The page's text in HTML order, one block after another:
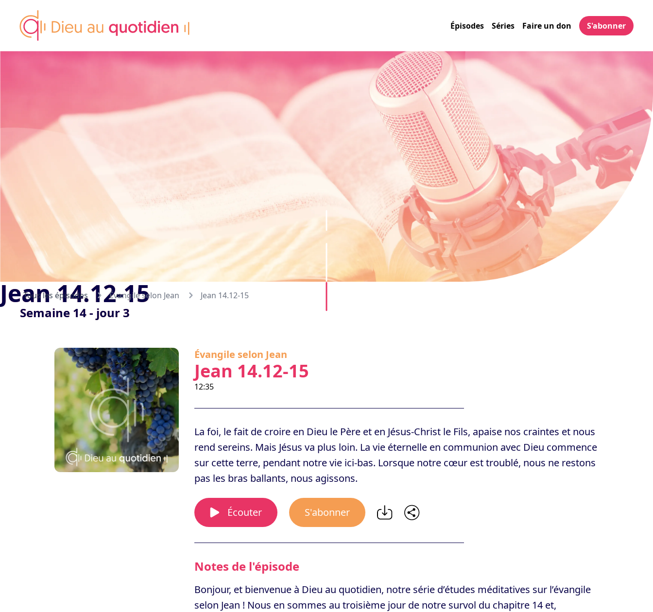
Épisodes Séries Faire un don S'abonner
Jean 14.12-15
Semaine 14 - jour 3
Tous les épisodes Évangile selon Jean Jean 14.12-15
Évangile selon Jean
Jean 14.12-15
12:35
La foi, le fait de croire en Dieu le Père et en Jésus-Christ le Fils, apaise nos craintes et nous
rend sereins. Mais Jésus va plus loin. La vie éternelle en communion avec Dieu commence
sur cette terre, pendant notre vie ici-bas. Lorsque notre cœur est troublé, nous ne restons
pas les bras ballants, nous agissons.
Écouter S'abonner
Notes de l'épisode
Bonjour, et bienvenue à Dieu au quotidien, notre série d’études méditatives sur l’évangile
selon Jean ! Nous en sommes au troisième jour de notre survol du chapitre 14 et,